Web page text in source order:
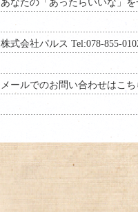
あなたの「あったらいいな」
株式会社パルス Tel:078-855-
メールでのお問い合わせはこ